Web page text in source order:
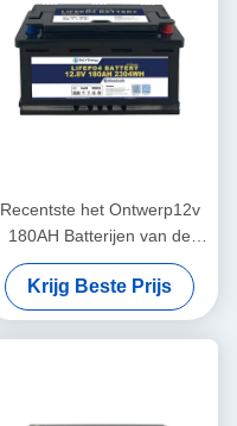
Recentste het Ontwerp12v
180AH Batterijen van de
Belyenergie voor Bluetooth
voor UPS-het Basisstation rv
van de Energieopslag
Krijg Beste Prijs